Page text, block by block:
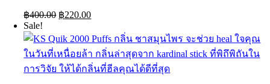
฿400.00 Original
was:
฿400.00.
฿220.00Current
is:
฿220.00.
Sale!